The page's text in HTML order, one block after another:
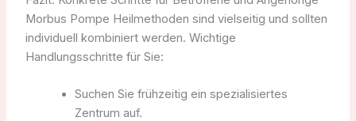
Morbus Pompe Heilmethoden sind vielseitig und sollten
individuell kombiniert werden. Wichtige
Handlungsschritte für Sie:
Suchen Sie frühzeitig ein spezialisiertes
Zentrum auf.